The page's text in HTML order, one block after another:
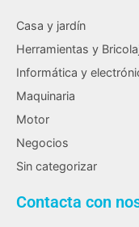
Casa y jardín
Herramientas y
Informática y
Maquinaria
Motor
Negocios
Sin categorizar
Contacta con